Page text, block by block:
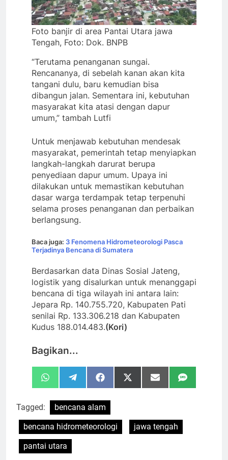
Foto banjir di area Pantai Utara jawa
Tengah, Foto: Dok. BNPB
“Terutama penanganan sungai.
Rencananya, di sebelah kanan akan kita
tangani dulu, baru kemudian bisa
dibangun jalan. Sementara ini, kebutuhan
masyarakat kita atasi dengan dapur
umum,” tambah Lutfi
Untuk menjawab kebutuhan mendesak
masyarakat, pemerintah tetap menyiapkan
langkah-langkah darurat berupa
penyediaan dapur umum. Upaya ini
dilakukan untuk memastikan kebutuhan
dasar warga terdampak tetap terpenuhi
selama proses penanganan dan perbaikan
berlangsung.
Baca juga: 3 Fenomena Hidrometeorologi Pasca
Terjadinya Bencana di Sumatera
Berdasarkan data Dinas Sosial Jateng,
logistik yang disalurkan untuk menanggapi
bencana di tiga wilayah ini antara lain:
Jepara Rp. 140.755.720, Kabupaten Pati
senilai Rp. 133.306.218 dan Kabupaten
Kudus 188.014.483.(Kori)
Bagikan...
Share
on
WhatsAppShare
on
TelegramShare
on
FacebookShare
on
X
(Twitter)
Share
on
Email Share
on
SMS
Tagged:
bencana alam
bencana hidrometeorologi
jawa tengah
pantai utara